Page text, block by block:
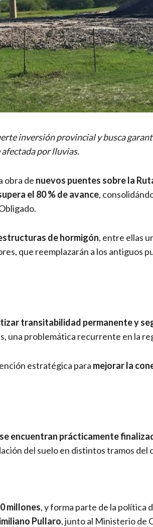
inversión provincial y busca
por lluvias.
obra de nuevos puentes sobre la
el 80 % de avance,
de hormigón, entre ellas
que reemplazarán a los antiguos
transitabilidad permanente y
una problemática recurrente en la
estratégica para mejorar la
encuentran prácticamente
del suelo en distintos tramos del
millones, y forma parte de la política
Pullaro, junto al Ministerio de